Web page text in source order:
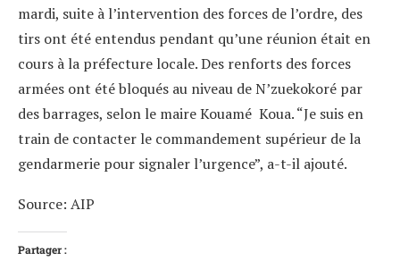
mardi, suite à l’intervention des forces de l’ordre, des
tirs ont été entendus pendant qu’une réunion était en
cours à la préfecture locale. Des renforts des forces
armées ont été bloqués au niveau de N’zuekokoré par
des barrages, selon le maire Kouamé Koua. “Je suis en
train de contacter le commandement supérieur de la
gendarmerie pour signaler l’urgence”, a-t-il ajouté.
Source: AIP
Partager :